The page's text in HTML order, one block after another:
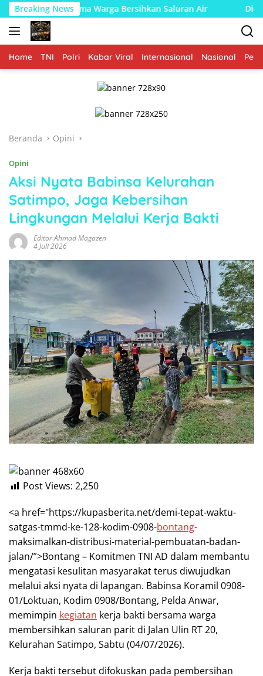
Langsung
ke
konten
Breaking News
Warga Bersihkan Saluran Air Diduga Salah
Home TNI Polri Kabar Viral Internasional Nasional
Beranda Opini
Opini
Aksi Nyata Babinsa Kelurahan
Satimpo, Jaga Kebersihan
Lingkungan Melalui Kerja Bakti
Editor Ahmad Magazen
4 Juli 2026
Post Views: 2,250
<a href="https://kupasberita.net/demi-tepat-waktu-
satgas-tmmd-ke-128-kodim-0908-bontang-
maksimalkan-distribusi-material-pembuatan-badan-
jalan/”>Bontang – Komitmen TNI AD dalam membantu
mengatasi kesulitan masyarakat terus diwujudkan
melalui aksi nyata di lapangan. Babinsa Koramil 0908-
01/Loktuan, Kodim 0908/Bontang, Pelda Anwar,
memimpin kegiatan kerja bakti bersama warga
membersihkan saluran parit di Jalan Ulin RT 20,
Kelurahan Satimpo, Sabtu (04/07/2026).
Kerja bakti tersebut difokuskan pada pembersihan